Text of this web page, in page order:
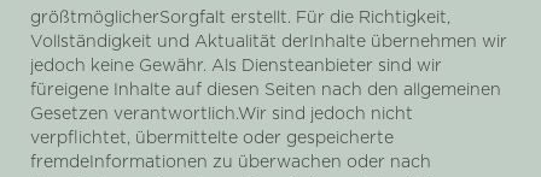
größtmöglicherSorgfalt erstellt. Für die Richtigkeit,
Vollständigkeit und Aktualität derInhalte übernehmen wir
jedoch keine Gewähr. Als Diensteanbieter sind wir
füreigene Inhalte auf diesen Seiten nach den allgemeinen
Gesetzen verantwortlich.Wir sind jedoch nicht
verpflichtet, übermittelte oder gespeicherte
fremdeInformationen zu überwachen oder nach